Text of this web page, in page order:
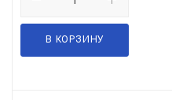
В КОРЗИНУ